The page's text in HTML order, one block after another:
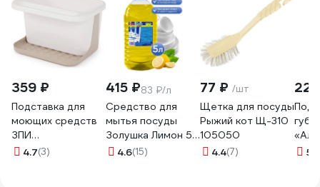
359 ₽
Подставка для
моющих средств
ЗПИ
«Альтернатива»
4.7(3)
415 ₽83 ₽/л
Средство для
мытья посуды
Золушка Лимон 5
л бутылка ПЭТ
4.6(15)
77 ₽ /шт
Щетка для посуды
Рыжий кот Щ-310
105050
4.4(7)
на5